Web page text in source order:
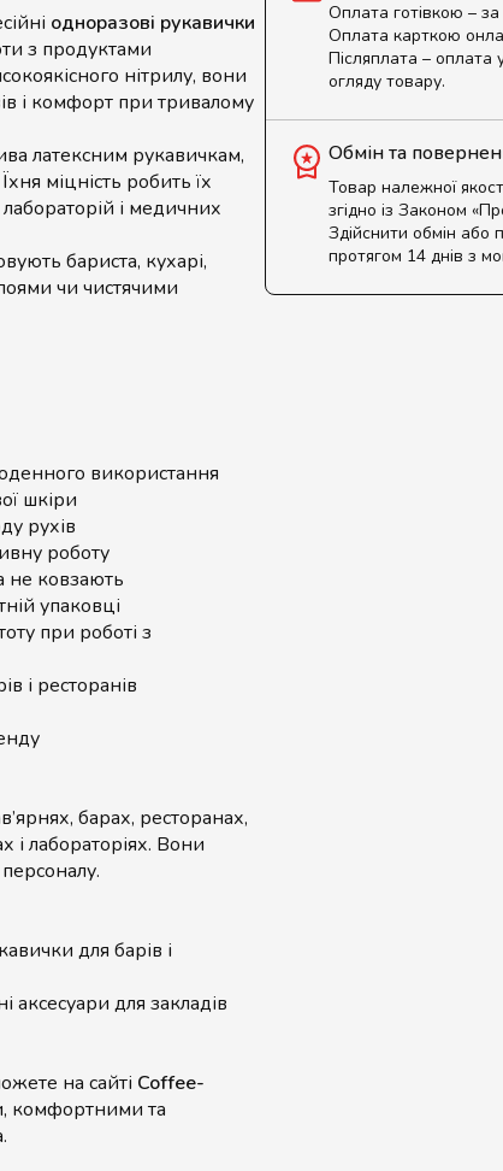
одноразові рукавички
з продуктами
нітрилу, вони
і комфорт при тривалому
латексним рукавичкам,
міцність робить їх
і медичних
бариста, кухарі,
чи чистячими
використання
шкіри
рухів
роботу
не ковзають
упаковці
при роботі з
і ресторанів
барах, ресторанах,
і лабораторіях. Вони
для барів і
аксесуари для закладів
на сайті Coffee-
комфортними та
Оплата готівкою –
Оплата карткою
Післяплата – оплата
огляду товару.
Обмін та
Товар належної
згідно із Законом
Здійснити обмін або
протягом 14 днів з